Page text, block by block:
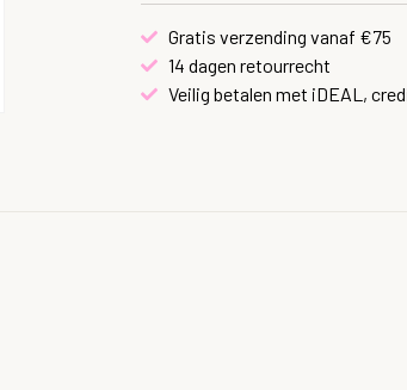
Gratis verzending vanaf €75
14 dagen retourrecht
Veilig betalen met iDEAL,